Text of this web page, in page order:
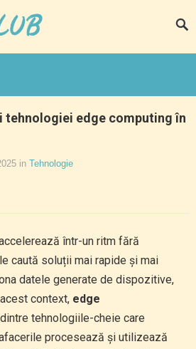
tehnologiei edge computing în
in Tehnologie
într-un ritm fără
caută soluții mai rapide și mai
datele generate de dispozitive,
context, edge
tehnologiile-cheie care
procesează și utilizează